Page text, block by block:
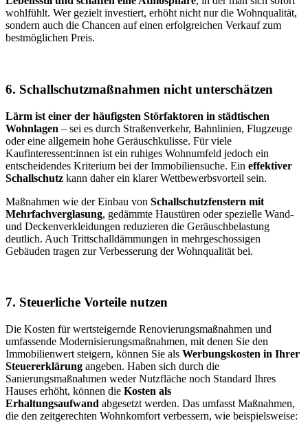
wohlfühlt. Wer gezielt investiert, erhöht nicht nur die Wohnqualität,
sondern auch die Chancen auf einen erfolgreichen Verkauf zum
bestmöglichen Preis.
6. Schallschutzmaßnahmen nicht unterschätzen
Lärm ist einer der häufigsten Störfaktoren in städtischen
Wohnlagen – sei es durch Straßenverkehr, Bahnlinien, Flugzeuge
oder eine allgemein hohe Geräuschkulisse. Für viele
Kaufinteressent:innen ist ein ruhiges Wohnumfeld jedoch ein
entscheidendes Kriterium bei der Immobiliensuche. Ein effektiver
Schallschutz kann daher ein klarer Wettbewerbsvorteil sein.
Maßnahmen wie der Einbau von Schallschutzfenstern mit
Mehrfachverglasung, gedämmte Haustüren oder spezielle Wand-
und Deckenverkleidungen reduzieren die Geräuschbelastung
deutlich. Auch Trittschalldämmungen in mehrgeschossigen
Gebäuden tragen zur Verbesserung der Wohnqualität bei.
7. Steuerliche Vorteile nutzen
Die Kosten für wertsteigernde Renovierungsmaßnahmen und
umfassende Modernisierungsmaßnahmen, mit denen Sie den
Immobilienwert steigern, können Sie als Werbungskosten in Ihrer
Steuererklärung angeben. Haben sich durch die
Sanierungsmaßnahmen weder Nutzfläche noch Standard Ihres
Hauses erhöht, können die Kosten als
Erhaltungsaufwand abgesetzt werden. Das umfasst Maßnahmen,
die den zeitgerechten Wohnkomfort verbessern, wie beispielsweise: